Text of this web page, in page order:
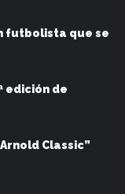
futbolista que se
edición de
Classic”